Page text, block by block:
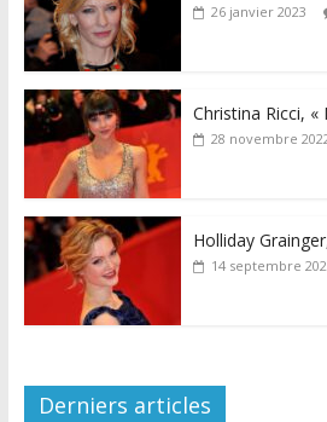
26 janvier 2023
Christina Ricci, «
28 novembre
Holliday
14 septembre
Derniers articles